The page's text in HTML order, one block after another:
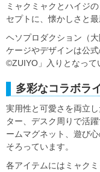
ミャクミャクとハイジ
セプトに、懐かしさと
ヘソプロダクション（
ケージやデザインは公
©ZUIYO」入りとなって
多彩なコラボラ
実用性と可愛さを両立
ター、デスク周りで活
ームマグネット、遊び
そろっています。
各アイテムにはミャク